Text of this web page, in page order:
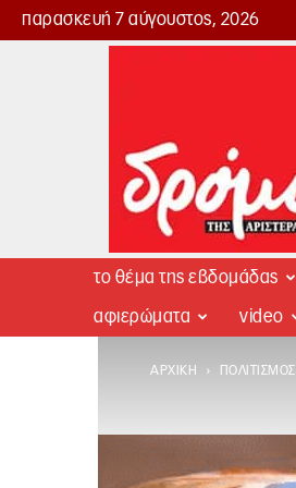
παρασκευή 7 αύγουστος, 2026
Δρόμος
το θέμα της εβδομάδας
αφιερώματα video
ΑΡΧΙΚΉ ΠΟΛΙΤΙΣΜΌΣ